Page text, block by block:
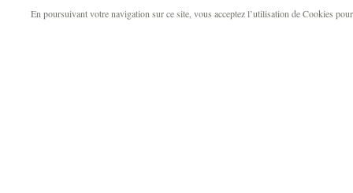
En poursuivant votre navigation sur ce site, vous acceptez l’utilisation de Cookies